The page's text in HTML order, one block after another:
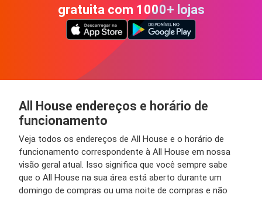
gratuita com 1000+ lojas
All House endereços e horário de
funcionamento
Veja todos os endereços de All House e o horário de
funcionamento correspondente à All House em nossa
visão geral atual. Isso significa que você sempre sabe
que o All House na sua área está aberto durante um
domingo de compras ou uma noite de compras e não